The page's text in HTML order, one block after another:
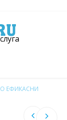
ЕФИКАСНИ